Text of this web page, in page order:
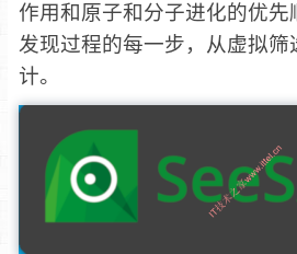
作用和原子和分子进化的优先
发现过程的每一步，从虚拟筛
计。